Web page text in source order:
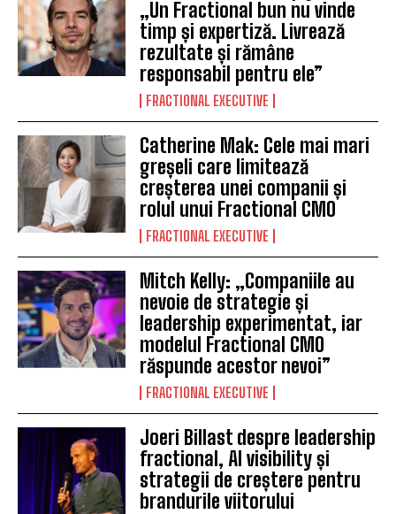
„Un Fractional bun nu vinde
timp și expertiză. Livrează
rezultate și rămâne
responsabil pentru ele”
FRACTIONAL EXECUTIVE
Catherine Mak: Cele mai mari
greșeli care limitează
creșterea unei companii și
rolul unui Fractional CMO
FRACTIONAL EXECUTIVE
Mitch Kelly: „Companiile au
nevoie de strategie și
leadership experimentat, iar
modelul Fractional CMO
răspunde acestor nevoi”
FRACTIONAL EXECUTIVE
Joeri Billast despre leadership
fractional, AI visibility și
strategii de creștere pentru
brandurile viitorului